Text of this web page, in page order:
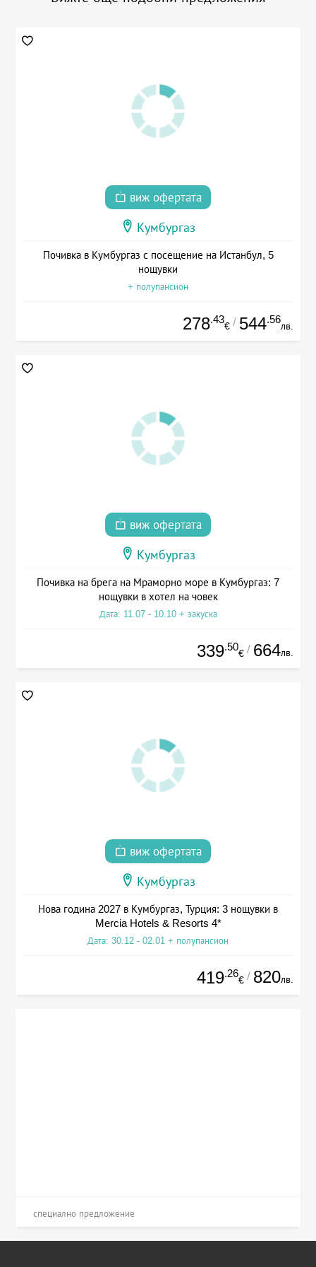
виж офертата
Кумбургаз
Почивка в Кумбургаз с посещение на Истанбул, 5
нощувки
+ полупансион
278.43
€ / 544.56
лв.
виж офертата
Кумбургаз
Почивка на брега на Мраморно море в Кумбургаз: 7
нощувки в хотел на човек
Дата: 11.07 - 10.10 + закуска
339.50
€ / 664лв.
виж офертата
Кумбургаз
Нова година 2027 в Кумбургаз, Турция: 3 нощувки в
Mercia Hotels & Resorts 4*
Дата: 30.12 - 02.01 + полупансион
419.26
€ / 820лв.
специално предложение